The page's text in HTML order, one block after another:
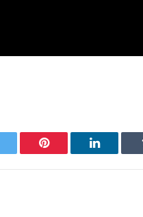
Pinterest LinkedIn